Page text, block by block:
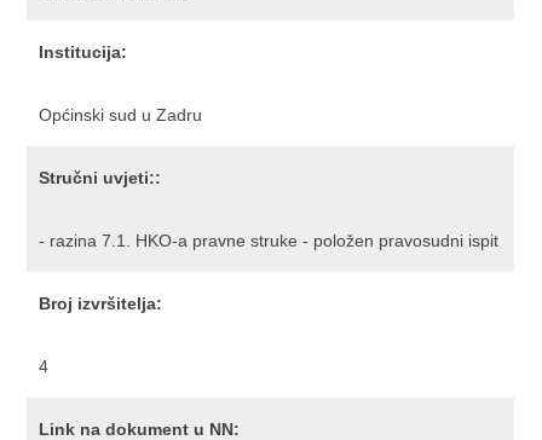
Institucija:
Općinski sud u Zadru
Stručni uvjeti::
- razina 7.1. HKO-a pravne struke - položen pravosudni ispit
Broj izvršitelja:
4
Link na dokument u NN: